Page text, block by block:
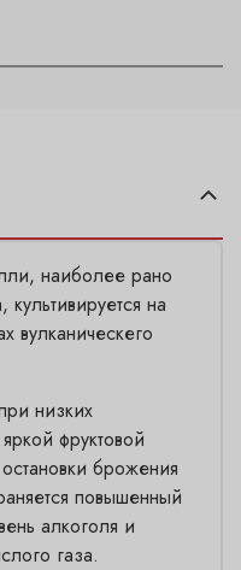
наиболее рано
на
вулканическего
низких
фруктовой
брожения
повышенный
алкоголя и
газа.